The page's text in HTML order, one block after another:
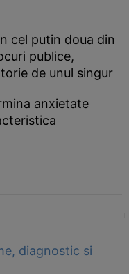
cel putin doua din
publice,
de unul singur
anxietate
diagnostic si